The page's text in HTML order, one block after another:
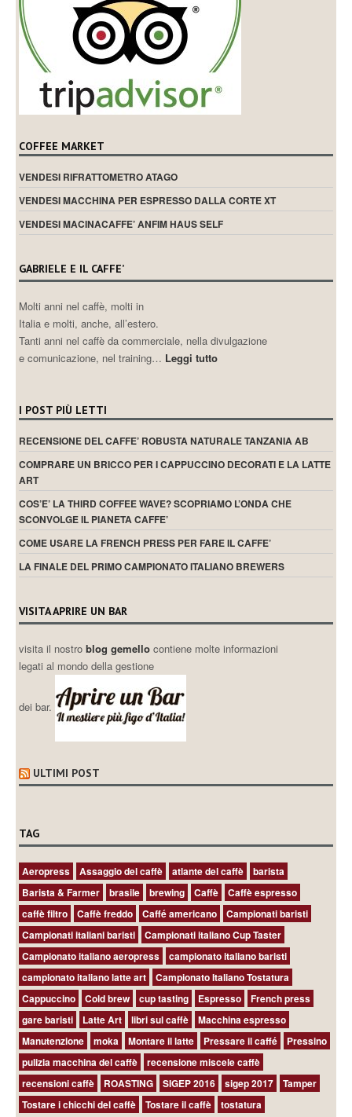
COFFEE MARKET
VENDESI RIFRATTOMETRO ATAGO
VENDESI MACCHINA PER ESPRESSO DALLA CORTE XT
VENDESI MACINACAFFE’ ANFIM HAUS SELF
GABRIELE E IL CAFFE’
Molti anni nel caffè, molti in
Italia e molti, anche, all’estero.
Tanti anni nel caffè da commerciale, nella divulgazione
e comunicazione, nel training… Leggi tutto
I POST PIÙ LETTI
RECENSIONE DEL CAFFE’ ROBUSTA NATURALE TANZANIA AB
COMPRARE UN BRICCO PER I CAPPUCCINO DECORATI E LA LATTE
ART
COS’E’ LA THIRD COFFEE WAVE? SCOPRIAMO L’ONDA CHE
SCONVOLGE IL PIANETA CAFFE’
COME USARE LA FRENCH PRESS PER FARE IL CAFFE’
LA FINALE DEL PRIMO CAMPIONATO ITALIANO BREWERS
VISITA APRIRE UN BAR
visita il nostroblog gemellocontiene molte informazioni
legati al mondo della gestione
dei bar.
ULTIMI POST
TAG
Aeropress Assaggio del caffè atlante del caffè
barista
Barista & Farmer
brasile brewing Caffè
Caffè espresso
caffè filtro
Caffè freddo Caffé americano
Campionati baristi
Campionati italiani baristi
Campionati italiano Cup Taster
Campionato italiano aeropress
campionato italiano baristi
campionato italiano latte art
Campionato Italiano Tostatura
Cappuccino
Cold brew cup tasting Espresso
French press
gare baristi
Latte Art libri sul caffè
Macchina espresso
Manutenzione
moka Montare il latte Pressare il caffé
Pressino
pulizia macchina del caffè
recensione miscele caffè
recensioni caffè
ROASTING SIGEP 2016 sigep 2017
Tamper
Tostare i chicchi del caffè
Tostare il caffè
tostatura